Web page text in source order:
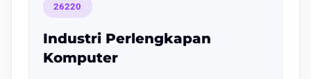
26220
Industri Perlengkapan
Komputer